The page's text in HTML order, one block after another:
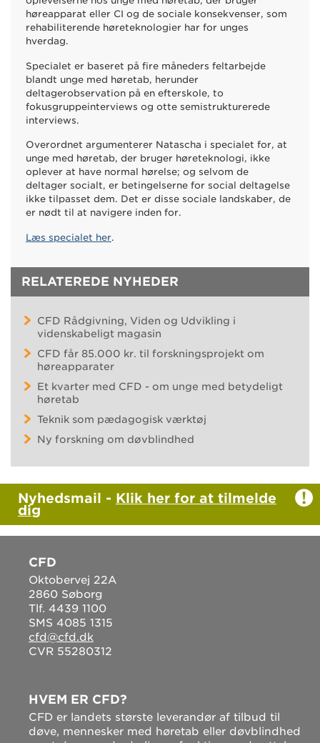
høreapparat eller CI og de sociale konsekvenser, som
rehabiliterende høreteknologier har for unges
hverdag.
Specialet er baseret på fire måneders feltarbejde
blandt unge med høretab, herunder
deltagerobservation på en efterskole, to
fokusgruppeinterviews og otte semistrukturerede
interviews.
Overordnet argumenterer Natascha i specialet for, at
unge med høretab, der bruger høreteknologi, ikke
oplever at have normal hørelse; og selvom de
deltager socialt, er betingelserne for social deltagelse
ikke tilpasset dem. Det er disse sociale landskaber, de
er nødt til at navigere inden for.
Læs specialet her.
RELATEREDE NYHEDER
CFD Rådgivning, Viden og Udvikling i
videnskabeligt magasin
CFD får 85.000 kr. til forskningsprojekt om
høreapparater
Et kvarter med CFD - om unge med betydeligt
høretab
Teknik som pædagogisk værktøj
Ny forskning om døvblindhed
Nyhedsmail - Klik her for at tilmelde
dig
CFD
Oktobervej 22A
2860 Søborg
Tlf. 4439 1100
SMS 4085 1315
cfd@cfd.dk
CVR 55280312
HVEM ER CFD?
CFD er landets største leverandør af tilbud til
døve, mennesker med høretab eller døvblindhed